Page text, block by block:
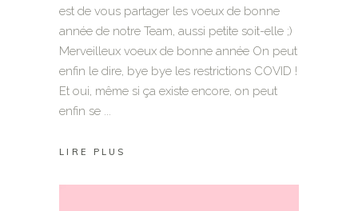
est de vous partager les voeux de bonne
année de notre Team, aussi petite soit-elle ;)
Merveilleux voeux de bonne année On peut
enfin le dire, bye bye les restrictions COVID !
Et oui, même si ça existe encore, on peut
enfin se
LIRE PLUS